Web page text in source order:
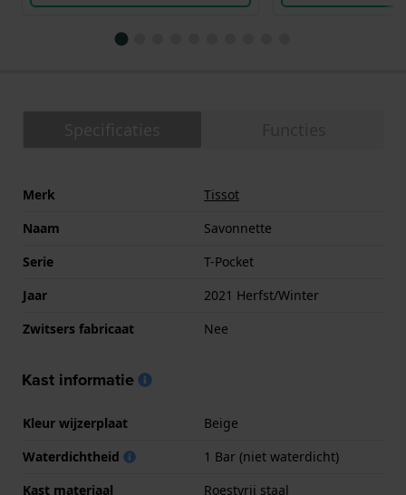
Merk
Tissot
Naam
Savonnette
Serie
T-Pocket
Jaar
2021 Herfst/Winter
Zwitsers fabricaat
Nee
Kast informatie
Kleur wijzerplaat
Beige
Waterdichtheid
1 Bar (niet waterdicht)
Kast materiaal
Roestvrij staal